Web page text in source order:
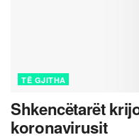
TË GJITHA
Shkencëtarët
koronavirusit